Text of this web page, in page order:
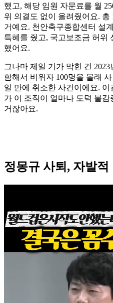
했고, 해당 임원 자문료를 월
위 의결도 없이 올려줬어요.
거예요. 천안축구종합센터 설
특혜를 줬고, 국고보조금 허위
했어요.
그나마 제일 기가 막힌 건
함해서 비위자 100명을 몰래
일 만에 취소한 사건이에요. 이
가 이 조직이 얼마나 도덕 불
거잖아요.
정몽규 사퇴, 자발